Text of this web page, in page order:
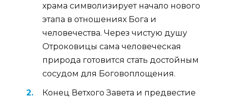
храма символизирует начало нового
этапа в отношениях Бога и
человечества. Через чистую душу
Отроковицы сама человеческая
природа готовится стать достойным
сосудом для Боговоплощения.
Конец Ветхого Завета и предвестие